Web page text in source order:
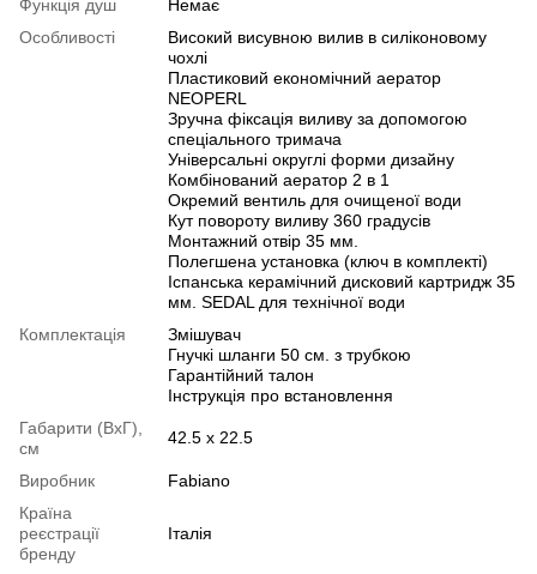
Функція душ
Немає
Особливості
Високий висувною вилив в силіконовому
чохлі
Пластиковий економічний аератор
NEOPERL
Зручна фіксація виливу за допомогою
спеціального тримача
Універсальні округлі форми дизайну
Комбінований аератор 2 в 1
Окремий вентиль для очищеної води
Кут повороту виливу 360 градусів
Монтажний отвір 35 мм.
Полегшена установка (ключ в комплекті)
Іспанська керамічний дисковий картридж 35
мм. SEDAL для технічної води
Комплектація
Змішувач
Гнучкі шланги 50 см. з трубкою
Гарантійний талон
Інструкція про встановлення
Габарити (ВхГ),
см
42.5 x 22.5
Виробник
Fabiano
Країна
реєстрації
бренду
Італія